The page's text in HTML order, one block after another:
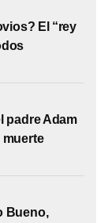
El “rey
padre Adam
muerte
Bueno,